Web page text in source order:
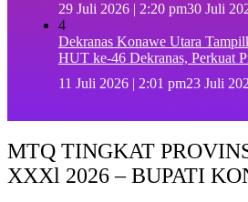
29 Juli 2026 | 2:20 pm30 Juli
4
Dekranas Konawe Utara
HUT ke-46 Dekranas, Perkuat
11 Juli 2026 | 2:01 pm23 Juli
MTQ TINGKAT
XXXl 2026 – BUPATI